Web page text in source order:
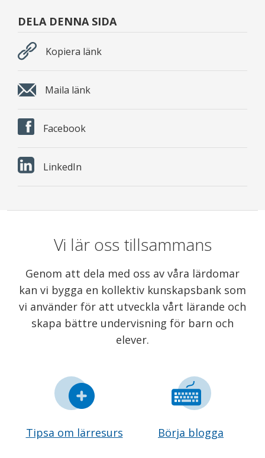
DELA DENNA SIDA
Kopiera länk
Maila länk
Facebook
LinkedIn
Vi lär oss tillsammans
Genom att dela med oss av våra lärdomar
kan vi bygga en kollektiv kunskapsbank som
vi använder för att utveckla vårt lärande och
skapa bättre undervisning för barn och
elever.
Tipsa om lärresurs Börja blogga